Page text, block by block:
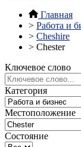
Главная
> Работа и
> Cheshire
> Chester
Ключевое слово
Категория
Местоположение
Состояние